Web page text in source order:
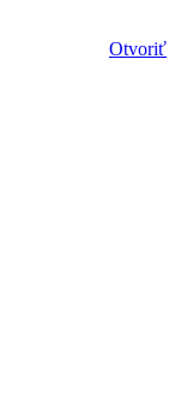
Otvoriť